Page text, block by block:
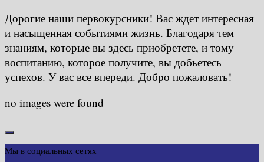
Дорогие наши первокурсники! Вас ждет интересная
и насыщенная событиями жизнь. Благодаря тем
знаниям, которые вы здесь приобретете, и тому
воспитанию, которое получите, вы добьетесь
успехов. У вас все впереди. Добро пожаловать!
no images were found
Мы в социальных сетях